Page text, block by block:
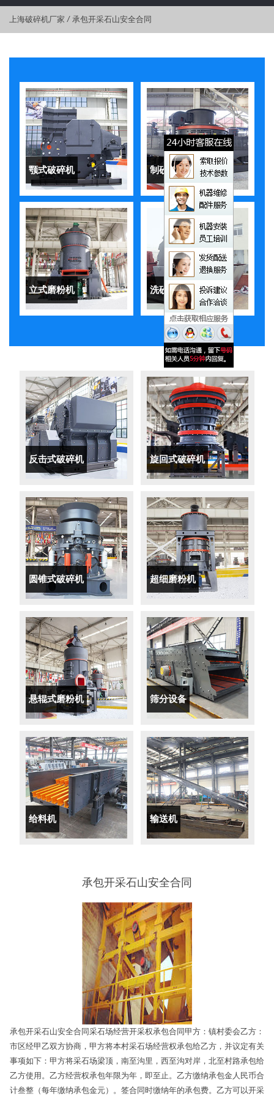
上海破碎机厂家 / 承包开采石山安全合同
颚式破碎机 制砂机
立式磨粉机 洗砂机
反击式破碎机 旋回式破碎机
圆锥式破碎机 超细磨粉机
悬辊式磨粉机 筛分设备
给料机 输送机
承包开采石山安全合同
承包开采石山安全合同采石场经营开采权承包合同甲方：镇村委会乙方：
市区经甲乙双方协商，甲方将本村采石场经营权承包给乙方，并议定有关
事项如下：甲方将采石场梁顶，南至沟里，西至沟对岸，北至村路承包给
乙方使用。乙方经营权承包年限为年，即至止。乙方缴纳承包金人民币合
计叁整（每年缴纳承包金元）。签合同时缴纳年的承包费。乙方可以开采